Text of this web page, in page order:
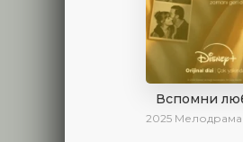
Вспомни
2025 Мелодрама | Драма | Детектив | Комедия |